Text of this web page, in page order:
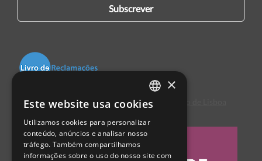
Subscrever
Centro de Arbitragem de Conflitos de Consumo de Lisboa
PORTUGUESE
ENGLISH
SPANISH
×
Este website usa cookies
Utilizamos cookies para personalizar
conteúdo, anúncios e analisar nosso
tráfego. Também compartilhamos
informações sobre o uso do nosso site com